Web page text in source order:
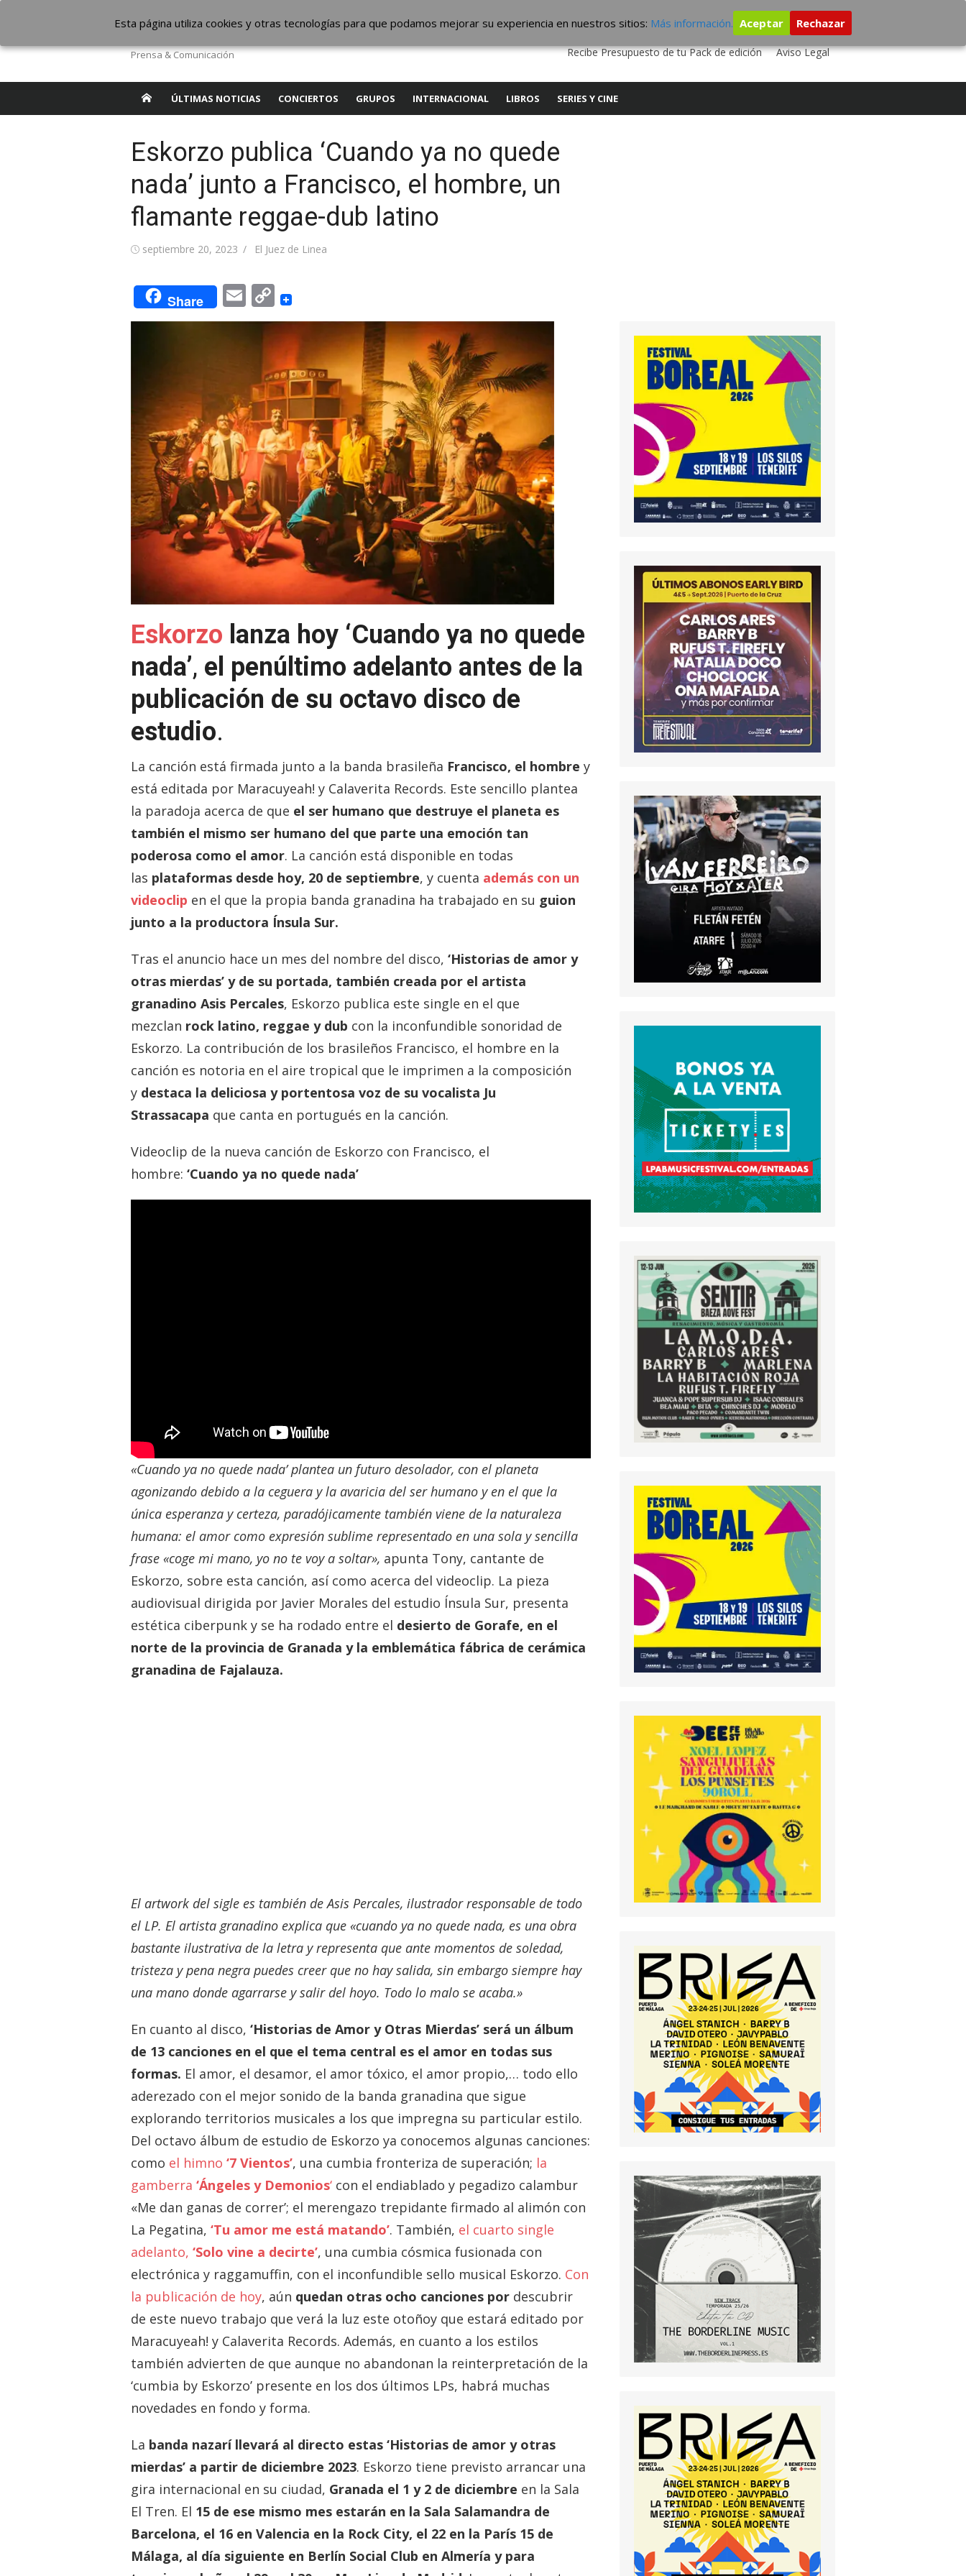
contenido
The Borderline Music
Prensa & Comunicación
QUIENES SOMOS CONTACTO SERVICIOS EDITA TU DISCO
ESTUDIO DE GRABACIÓN
Recibe Presupuesto de tu Pack de edición
Aviso Legal
ÚLTIMAS NOTICIAS CONCIERTOS GRUPOS INTERNACIONAL LIBROS SERIES Y CINE
Eskorzo publica ‘Cuando ya no quede
nada’ junto a Francisco, el hombre, un
flamante reggae-dub latino
Publicada
septiembre 20, 2023 Autor
El Juez de Linea
Share EmailCopy
Link
Eskorzo lanza hoy ‘Cuando ya no quede
nada’, el penúltimo adelanto antes de la
publicación de su octavo disco de
estudio.
La canción está firmada junto a la banda brasileña Francisco, el hombre y
está editada por Maracuyeah! y Calaverita Records. Este sencillo plantea
la paradoja acerca de que el ser humano que destruye el planeta es
también el mismo ser humano del que parte una emoción tan
poderosa como el amor. La canción está disponible en todas
las plataformas desde hoy, 20 de septiembre, y cuenta además con un
videoclip en el que la propia banda granadina ha trabajado en su guion
junto a la productora Ínsula Sur.
Tras el anuncio hace un mes del nombre del disco, ‘Historias de amor y
otras mierdas’ y de su portada, también creada por el artista
granadino Asis Percales, Eskorzo publica este single en el que
mezclan rock latino, reggae y dub con la inconfundible sonoridad de
Eskorzo. La contribución de los brasileños Francisco, el hombre en la
canción es notoria en el aire tropical que le imprimen a la composición
y destaca la deliciosa y portentosa voz de su vocalista Ju
Strassacapa que canta en portugués en la canción.
Videoclip de la nueva canción de Eskorzo con Francisco, el
hombre: ‘Cuando ya no quede nada’
«Cuando ya no quede nada’ plantea un futuro desolador, con el planeta
agonizando debido a la ceguera y la avaricia del ser humano y en el que la
única esperanza y certeza, paradójicamente también viene de la naturaleza
humana: el amor como expresión sublime representado en una sola y sencilla
frase «coge mi mano, yo no te voy a soltar», apunta Tony, cantante de
Eskorzo, sobre esta canción, así como acerca del videoclip. La pieza
audiovisual dirigida por Javier Morales del estudio Ínsula Sur, presenta
estética ciberpunk y se ha rodado entre el desierto de Gorafe, en el
norte de la provincia de Granada y la emblemática fábrica de cerámica
granadina de Fajalauza.
El artwork del sigle es también de Asis Percales, ilustrador responsable de todo
el LP. El artista granadino explica que «cuando ya no quede nada, es una obra
bastante ilustrativa de la letra y representa que ante momentos de soledad,
tristeza y pena negra puedes creer que no hay salida, sin embargo siempre hay
una mano donde agarrarse y salir del hoyo. Todo lo malo se acaba.»
En cuanto al disco, ‘Historias de Amor y Otras Mierdas’ será un álbum
de 13 canciones en el que el tema central es el amor en todas sus
formas. El amor, el desamor, el amor tóxico, el amor propio,… todo ello
aderezado con el mejor sonido de la banda granadina que sigue
explorando territorios musicales a los que impregna su particular estilo.
Del octavo álbum de estudio de Eskorzo ya conocemos algunas canciones:
como el himno ‘7 Vientos’, una cumbia fronteriza de superación; la
gamberra ‘Ángeles y Demonios‘ con el endiablado y pegadizo calambur
«Me dan ganas de correr’; el merengazo trepidante firmado al alimón con
La Pegatina, ‘Tu amor me está matando’. También, el cuarto single
adelanto, ‘Solo vine a decirte’, una cumbia cósmica fusionada con
electrónica y raggamuffin, con el inconfundible sello musical Eskorzo. Con
la publicación de hoy, aún quedan otras ocho canciones por descubrir
de este nuevo trabajo que verá la luz este otoñoy que estará editado por
Maracuyeah! y Calaverita Records. Además, en cuanto a los estilos
también advierten de que aunque no abandonan la reinterpretación de la
‘cumbia by Eskorzo’ presente en los dos últimos LPs, habrá muchas
novedades en fondo y forma.
La banda nazarí llevará al directo estas ‘Historias de amor y otras
mierdas’ a partir de diciembre 2023. Eskorzo tiene previsto arrancar una
gira internacional en su ciudad, Granada el 1 y 2 de diciembre en la Sala
El Tren. El 15 de ese mismo mes estarán en la Sala Salamandra de
Barcelona, el 16 en Valencia en la Rock City, el 22 en la París 15 de
Málaga, al día siguiente en Berlín Social Club en Almería y para
Esta página utiliza cookies y otras tecnologías para que podamos mejorar su experiencia en nuestros sitios: Más información. Aceptar Rechazar